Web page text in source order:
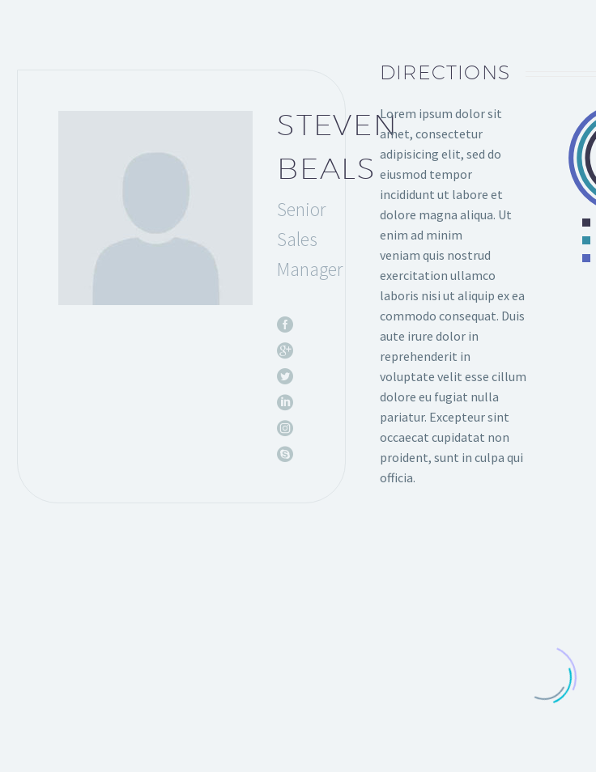
STEVEN
BEALS
Senior
Sales
Manager
DIRECTIONS
Lorem ipsum dolor sit
amet, consectetur
adipisicing elit, sed do
eiusmod tempor
incididunt ut labore et
dolore magna aliqua. Ut
enim ad minim
veniam quis nostrud
exercitation ullamco
laboris nisi ut aliquip ex ea
commodo consequat. Duis
aute irure dolor in
reprehenderit in
voluptate velit esse cillum
dolore eu fugiat nulla
pariatur. Excepteur sint
occaecat cupidatat non
proident, sunt in culpa qui
officia.